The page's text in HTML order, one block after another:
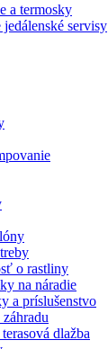
a termosky
servisy
o rastliny
na náradie
a príslušenstvo
dlažba